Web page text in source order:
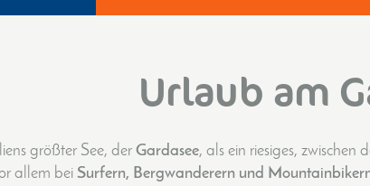
Urlaub am
größter See, der Gardasee, als ein riesiges, zwischen
allem bei Surfern, Bergwanderern und